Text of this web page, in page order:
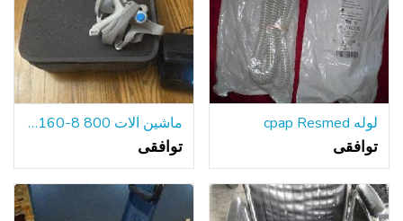
لوله cpap Resmed
توافقی
ماشین آلات CPAP $160-8 800
توافقی